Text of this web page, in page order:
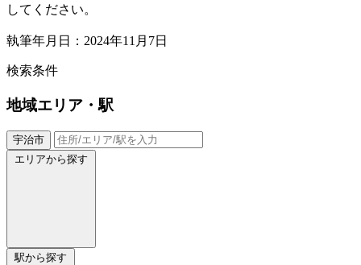
してください。
執筆年月日：2024年11月7日
検索条件
地域エリア・駅
宇治市
エリアから探す
駅から探す